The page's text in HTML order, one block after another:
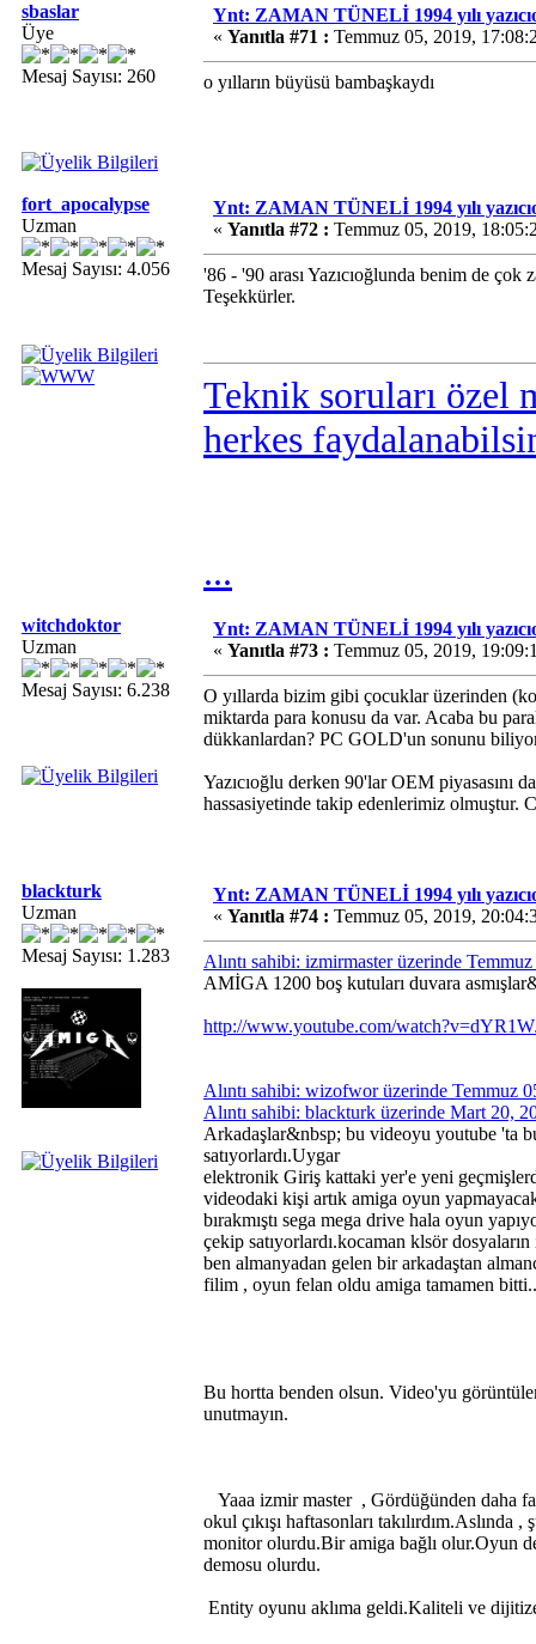
sbaslar
Üye
Mesaj Sayısı: 260
Ynt: ZAMAN TÜNELİ 1994 yılı
« Yanıtla #71 : Temmuz 05, 2019,
o yılların büyüsü bambaşkaydı
fort_apocalypse
Uzman
Mesaj Sayısı: 4.056
Ynt: ZAMAN TÜNELİ 1994 yılı
« Yanıtla #72 : Temmuz 05, 2019,
'86 - '90 arası Yazıcıoğlunda benim de çok
Teşekkürler.
Teknik soruları özel
herkes
...
witchdoktor
Uzman
Mesaj Sayısı: 6.238
Ynt: ZAMAN TÜNELİ 1994 yılı
« Yanıtla #73 : Temmuz 05, 2019,
O yıllarda bizim gibi çocuklar üzerinden
miktarda para konusu da var. Acaba bu
dükkanlardan? PC GOLD'un sonunu
Yazıcıoğlu derken 90'lar OEM piyasasını
hassasiyetinde takip edenlerimiz olmuştur.
blackturk
Uzman
Mesaj Sayısı: 1.283
Ynt: ZAMAN TÜNELİ 1994 yılı
« Yanıtla #74 : Temmuz 05, 2019,
Alıntı sahibi: izmirmaster üzerinde
AMİGA 1200 boş kutuları duvara
http://www.youtube.com/
Alıntı sahibi: wizofwor üzerinde Temmuz
Alıntı sahibi: blackturk üzerinde Mart 20,
Arkadaşlar&nbsp; bu videoyu youtube 'ta
satıyorlardı.Uygar
elektronik Giriş kattaki yer'e yeni
videodaki kişi artık amiga oyun
bırakmıştı sega mega drive hala oyun
çekip satıyorlardı.kocaman klsör
ben almanyadan gelen bir arkadaştan
filim , oyun felan oldu amiga tamamen
Bu hortta benden olsun. Video'yu
unutmayın.
Yaaa izmir master , Gördüğünden daha
okul çıkışı haftasonları
monitor olurdu.Bir amiga bağlı olur.Oyun
demosu olurdu.
Entity oyunu aklıma geldi.Kaliteli ve